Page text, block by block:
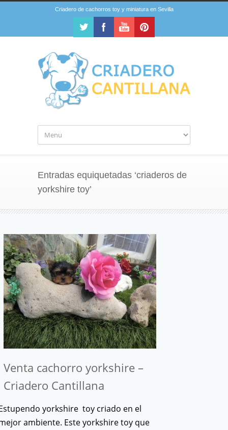
Criadero de cachorros toy y miniatura en Sevilla
Entradas equiquetadas ‘criaderos de
yorkshire toy’
Venta cachorro yorkshire –
Criadero Cantillana
yorkshire toy criado en el
ambiente. Este yorkshire toy que